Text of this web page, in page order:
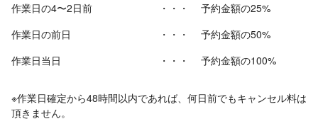
作業日の4〜2日前
・・・
予約金額の25%
作業日の前日
・・・
予約金額の50%
作業日当日
・・・ 予約金額の100%
※作業日確定から48時間以内であれば、何日前でもキャンセル料は
頂きません。